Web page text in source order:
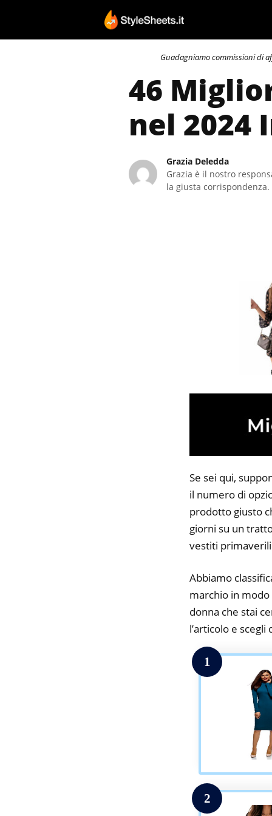
contenuto
Guadagniamo commissioni di
46
nel 2024
Grazia Deledda
Grazia è il nostro
la giusta
Se sei qui,
il numero di
prodotto giusto
giorni su un
vestiti
Abbiamo
marchio in
donna che stai
l’articolo e
1
2